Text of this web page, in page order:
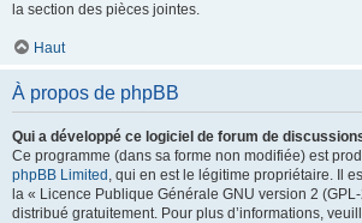
la section des pièces jointes.
Haut
À propos de phpBB
Qui a développé ce logiciel de forum de
Ce programme (dans sa forme non modifiée) est
phpBB Limited , qui en est le légitime propriétaire. Il
la « Licence Publique Générale GNU version 2
distribué gratuitement. Pour plus d’informations,